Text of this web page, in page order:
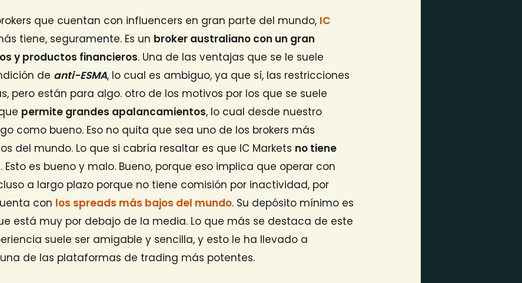
que cuentan con influencers en gran parte del mundo, IC
tiene, seguramente. Es un broker australiano con un gran
y productos financieros. Una de las ventajas que se le suele
de anti-ESMA, lo cual es ambiguo, ya que sí, las restricciones
pero están para algo. otro de los motivos por los que se suele
permite grandes apalancamientos, lo cual desde nuestro
como bueno. Eso no quita que sea uno de los brokers más
del mundo. Lo que si cabría resaltar es que IC Markets no tiene
. Esto es bueno y malo. Bueno, porque eso implica que operar con
a largo plazo porque no tiene comisión por inactividad, por
con los spreads más bajos del mundo. Su depósito mínimo es
está muy por debajo de la media. Lo que más se destaca de este
suele ser amigable y sencilla, y esto le ha llevado a
de las plataformas de trading más potentes.